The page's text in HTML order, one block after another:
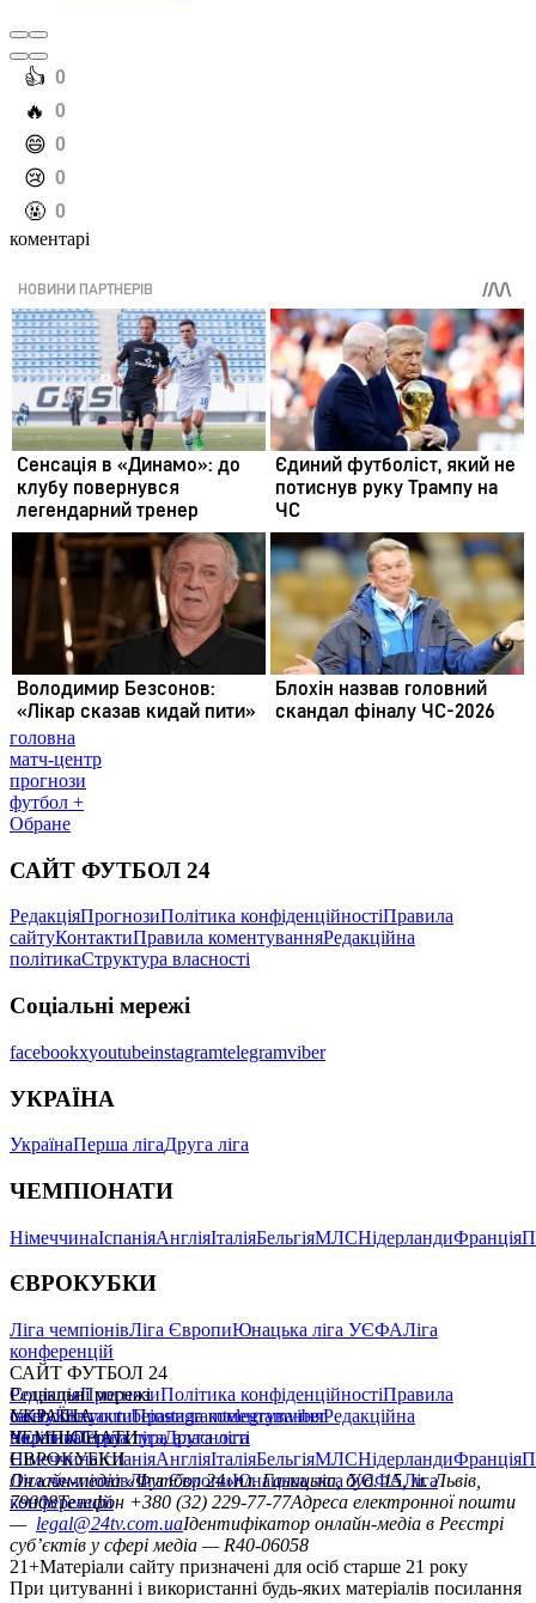
️👍 0
️🔥 0
️😄 0
️😢 0
️🤬 0
коментарі
головна
матч-центр
прогнози
футбол +
Обране
САЙТ ФУТБОЛ 24
РедакціяПрогнозиПолітика конфіденційностіПравила
сайтуКонтактиПравила коментуванняРедакційна
політикаСтруктура власності
Соціальні мережі
facebookxyoutubeinstagramtelegramviber
УКРАЇНА
УкраїнаПерша лігаДруга ліга
ЧЕМПІОНАТИ
НімеччинаІспаніяАнгліяІталіяБельгіяМЛСНідерландиФранція
ЄВРОКУБКИ
Ліга чемпіонівЛіга ЄвропиЮнацька ліга УЄФАЛіга
конференцій
САЙТ ФУТБОЛ 24
РедакціяПрогнозиПолітика конфіденційностіПравила
сайтуКонтактиПравила коментуванняРедакційна
політикаСтруктура власності
Соціальні мережі
facebookxyoutubeinstagramtelegramviber
УКРАЇНА
УкраїнаПерша лігаДруга ліга
ЧЕМПІОНАТИ
НімеччинаІспаніяАнгліяІталіяБельгіяМЛСНідерландиФранція
ЄВРОКУБКИ
Ліга чемпіонівЛіга ЄвропиЮнацька ліга УЄФАЛіга
конференцій
Онлайн-медіа «Футбол 24»пл. Галицька, буд. 15, м. Львів,
79008Телефон +380 (32) 229-77-77Адреса електронної пошти
— legal@24tv.com.uaІдентифікатор онлайн-медіа в Реєстрі
суб’єктів у сфері медіа — R40-06058
21+Матеріали сайту призначені для осіб старше 21 року
При цитуванні і використанні будь-яких матеріалів посилання